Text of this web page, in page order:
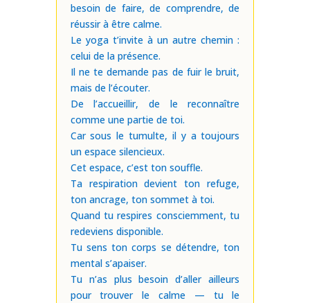
besoin de faire, de comprendre, de
réussir à être calme.
Le yoga t’invite à un autre chemin :
celui de la présence.
Il ne te demande pas de fuir le bruit,
mais de l’écouter.
De l’accueillir, de le reconnaître
comme une partie de toi.
Car sous le tumulte, il y a toujours
un espace silencieux.
Cet espace, c’est ton souffle.
Ta respiration devient ton refuge,
ton ancrage, ton sommet à toi.
Quand tu respires consciemment, tu
redeviens disponible.
Tu sens ton corps se détendre, ton
mental s’apaiser.
Tu n’as plus besoin d’aller ailleurs
pour trouver le calme — tu le